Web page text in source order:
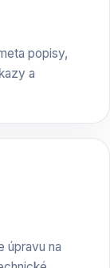
popisy,
a
úpravu na